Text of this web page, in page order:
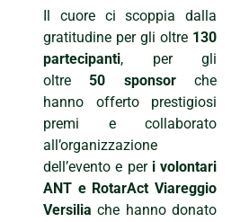
Il cuore ci scoppia dalla
gratitudine per gli oltre 130
partecipanti, per gli
oltre50 sponsorche
hanno offerto prestigiosi
premi e collaborato
all’organizzazione
dell’evento e per i volontari
ANT e RotarAct Viareggio
Versilia che hanno donato